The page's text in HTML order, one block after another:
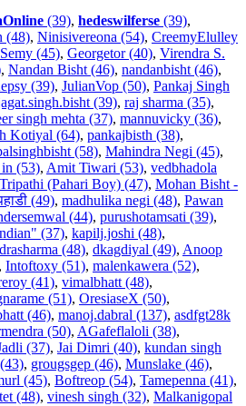
(39), hedeswilferse (39),
(48), Ninisivereona (54), CreemyElulley
(45), Georgetor (40), Virendra S.
, Nandan Bisht (46), nandanbisht (46),
(39), JulianVop (50), Pankaj Singh
(39), raj sharma (35),
singh mehta (37), mannuvicky (36),
Kotiyal (64), pankajbisth (38),
(58), Mahindra Negi (45),
(53), Amit Tiwari (53), vedbhadola
(Pahari Boy) (47), Mohan Bisht -
(49), madhulika negi (48), Pawan
(44), purushotamsati (39),
(37), kapilj.joshi (48),
(48), dkagdiyal (49), Anoop
, Intoftoxy (51), malenkawera (52),
(41), vimalbhatt (48),
(51), OresiaseX (50),
(46), manoj.dabral (137), asdfgt28k
(50), AGafeflaloli (38),
(37), Jai Dimri (40), kundan singh
, grougsgep (46), Munslake (46),
(45), Boftreop (54), Tamepenna (41),
(48), vinesh singh (32), Malkanigopal